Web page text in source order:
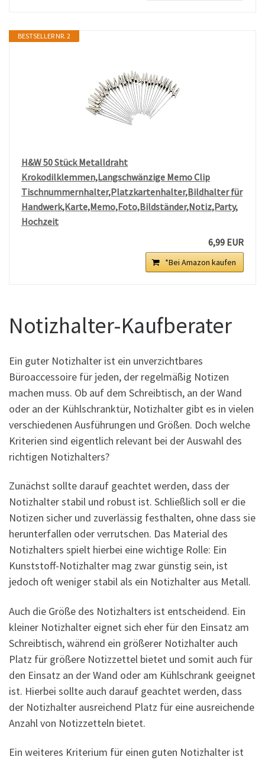
BESTSELLER NR. 2
H&W 50 Stück Metalldraht
Krokodilklemmen,Langschwänzige Memo Clip
Tischnummernhalter,Platzkartenhalter,Bildhalter für
Handwerk,Karte,Memo,Foto,Bildständer,Notiz,Party,
Hochzeit
6,99 EUR
*Bei Amazon kaufen
Notizhalter-Kaufberater
Ein guter Notizhalter ist ein unverzichtbares
Büroaccessoire für jeden, der regelmäßig Notizen
machen muss. Ob auf dem Schreibtisch, an der Wand
oder an der Kühlschranktür, Notizhalter gibt es in vielen
verschiedenen Ausführungen und Größen. Doch welche
Kriterien sind eigentlich relevant bei der Auswahl des
richtigen Notizhalters?
Zunächst sollte darauf geachtet werden, dass der
Notizhalter stabil und robust ist. Schließlich soll er die
Notizen sicher und zuverlässig festhalten, ohne dass sie
herunterfallen oder verrutschen. Das Material des
Notizhalters spielt hierbei eine wichtige Rolle: Ein
Kunststoff-Notizhalter mag zwar günstig sein, ist
jedoch oft weniger stabil als ein Notizhalter aus Metall.
Auch die Größe des Notizhalters ist entscheidend. Ein
kleiner Notizhalter eignet sich eher für den Einsatz am
Schreibtisch, während ein größerer Notizhalter auch
Platz für größere Notizzettel bietet und somit auch für
den Einsatz an der Wand oder am Kühlschrank geeignet
ist. Hierbei sollte auch darauf geachtet werden, dass
der Notizhalter ausreichend Platz für eine ausreichende
Anzahl von Notizzetteln bietet.
Ein weiteres Kriterium für einen guten Notizhalter ist